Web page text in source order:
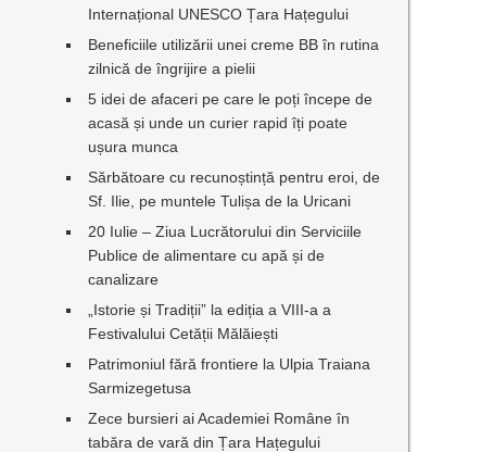
Internațional UNESCO Țara Hațegului
Beneficiile utilizării unei creme BB în rutina
zilnică de îngrijire a pielii
5 idei de afaceri pe care le poți începe de
acasă și unde un curier rapid îți poate
ușura munca
Sărbătoare cu recunoștință pentru eroi, de
Sf. Ilie, pe muntele Tulișa de la Uricani
20 Iulie – Ziua Lucrătorului din Serviciile
Publice de alimentare cu apă și de
canalizare
„Istorie și Tradiții” la ediția a VIII-a a
Festivalului Cetății Mălăiești
Patrimoniul fără frontiere la Ulpia Traiana
Sarmizegetusa
Zece bursieri ai Academiei Române în
tabăra de vară din Țara Hațegului